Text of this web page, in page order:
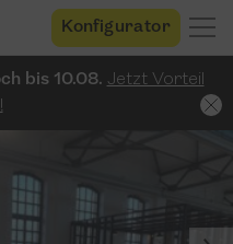
Konfigurator
bis 10.08. Jetzt Vorteil